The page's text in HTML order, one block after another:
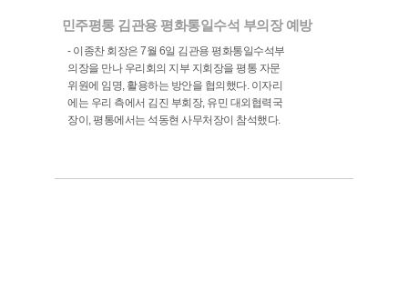
민주평통 김관용 평화통일수석 부의장 예방
- 이종찬 회장은 7월 6일 김관용 평화통일수석부
의장을 만나 우리회의 지부 지회장을 평통 자문
위원에 임명, 활용하는 방안을 협의했다. 이자리
에는 우리 측에서 김진 부회장, 유민 대외협력국
장이, 평통에서는 석동현 사무처장이 참석했다.